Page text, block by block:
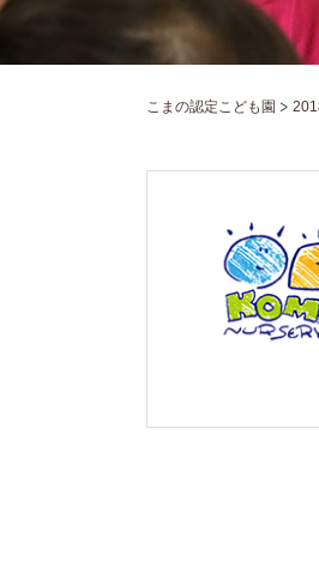
こまの認定こども園 >